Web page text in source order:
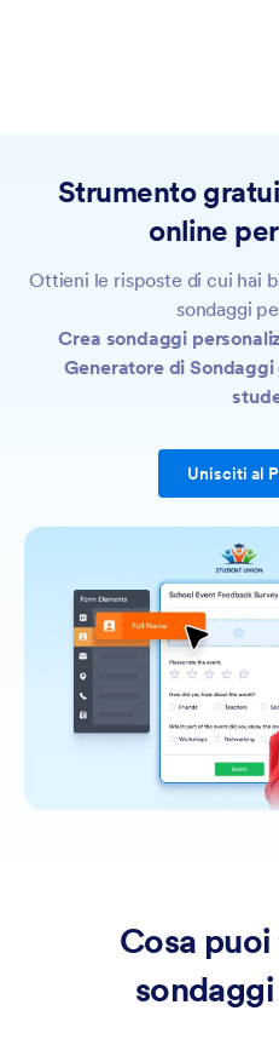
Strumento
online
Ottieni le risposte di cui hai
sondaggi
Crea sondaggi
Generatore di
Unisciti al
Cosa